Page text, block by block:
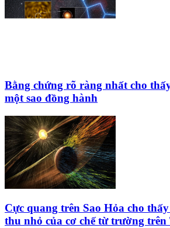
Bằng chứng rõ ràng nhất cho thấy
một sao đồng hành
Cực quang trên Sao Hỏa cho
thu nhỏ của cơ chế từ trường